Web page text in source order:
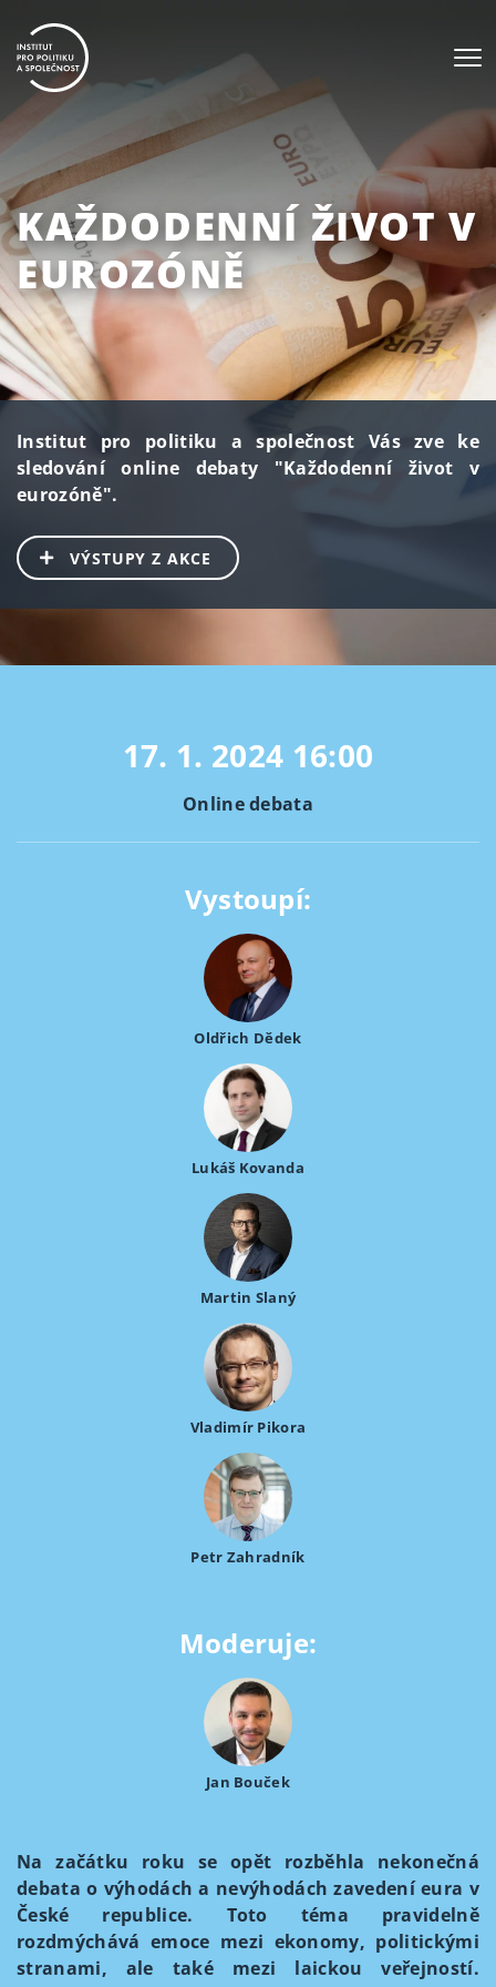
KAŽDODENNÍ ŽIVOT V
EUROZÓNĚ
Institut pro politiku a společnost Vás zve ke
sledování online debaty "Každodenní život v
eurozóně".
VÝSTUPY Z AKCE
17. 1. 2024 16:00
Online debata
Vystoupí:
Oldřich Dědek
Lukáš Kovanda
Martin Slaný
Vladimír Pikora
Petr Zahradník
Moderuje:
Jan Bouček
Na začátku roku se opět rozběhla nekonečná
debata o výhodách a nevýhodách zavedení eura v
České republice. Toto téma pravidelně
rozdmýchává emoce mezi ekonomy, politickými
stranami, ale také mezi laickou veřejností.